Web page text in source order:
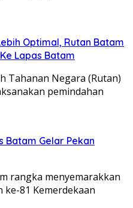
Optimal, Rutan Batam
Lapas Batam
Tahanan Negara (Rutan)
pemindahan
Batam Gelar Pekan
rangka menyemarakkan
81 Kemerdekaan